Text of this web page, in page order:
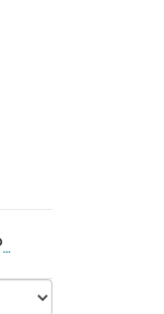
AUTORES DE OPINIÓN